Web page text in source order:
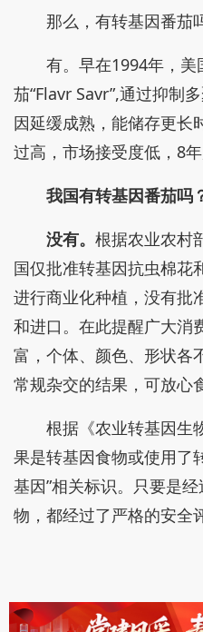
那么，有转基因番茄
有。早在1994年，
茄“Flavr Savr”,通过抑制
因延缓成熟，能储存更长
过高，市场接受度低，8年
我国有转基因番茄吗
没有。 根据农业农村
国仅批准转基因抗虫棉花
进行商业化种植，没有批
和进口。在此提醒广大消
富，个体、颜色、形状各
常规杂交的结果，可放心
根据《农业转基因生
果是转基因食物或使用了
基因”相关标识。只要是
物，都经过了严格的安全